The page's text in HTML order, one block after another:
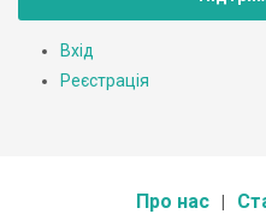
Вхід
Реєстрація
Про нас